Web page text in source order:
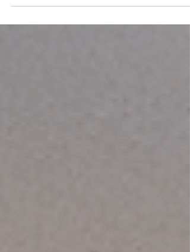
dejar de pensar solo en tipologías y entender